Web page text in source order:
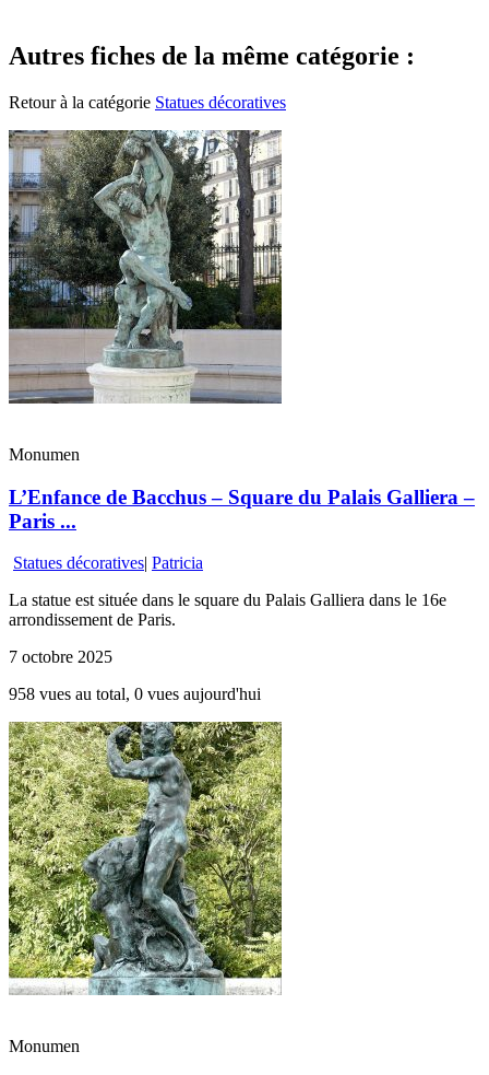
Autres fiches de la même catégorie :
Retour à la catégorie Statues décoratives
Monumen
L’Enfance de Bacchus – Square du Palais Galliera –
Paris ...
Statues décoratives| Patricia
La statue est située dans le square du Palais Galliera dans le 16e
arrondissement de Paris.
7 octobre 2025
958 vues au total, 0 vues aujourd'hui
Monumen